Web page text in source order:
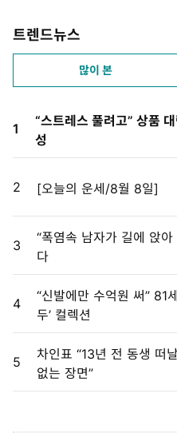
트렌드뉴스
많이 본
1
“스트레스 풀려고” 상품
성
2 [오늘의 운세/8월 8일]
3
“폭염속 남자가 길에 앉
다
4
“신발에만 수억원 써” 81
두’ 컬렉션
5
차인표 “13년 전 동생 떠
없는 장면”